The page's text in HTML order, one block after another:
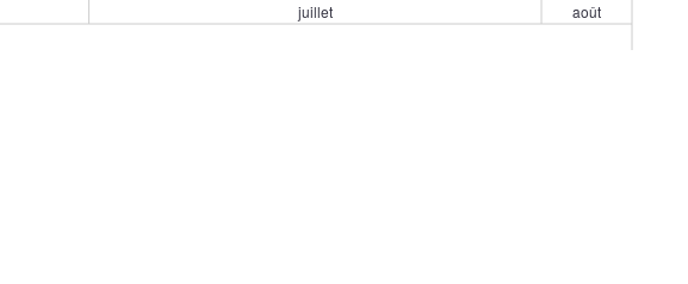
juillet
août